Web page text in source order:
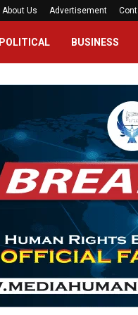
About Us Advertisement
POLITICAL BUSINESS